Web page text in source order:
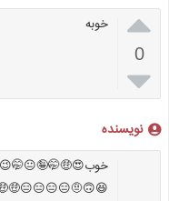

0

خوبه
نویسنده